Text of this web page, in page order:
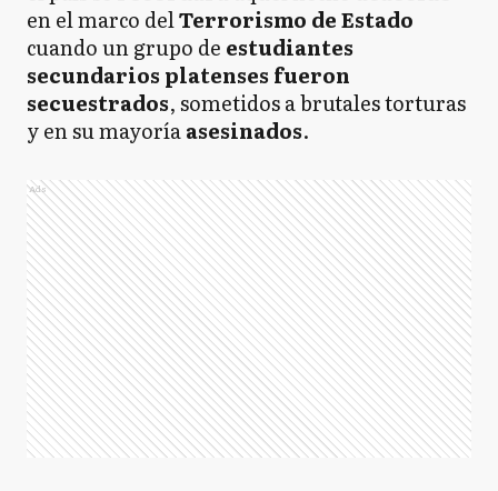
en el marco delTerrorismo de Estado
cuando un grupo de estudiantes
secundarios platenses fueron
secuestrados, sometidos a brutales torturas
y en su mayoríaasesinados.
Ads